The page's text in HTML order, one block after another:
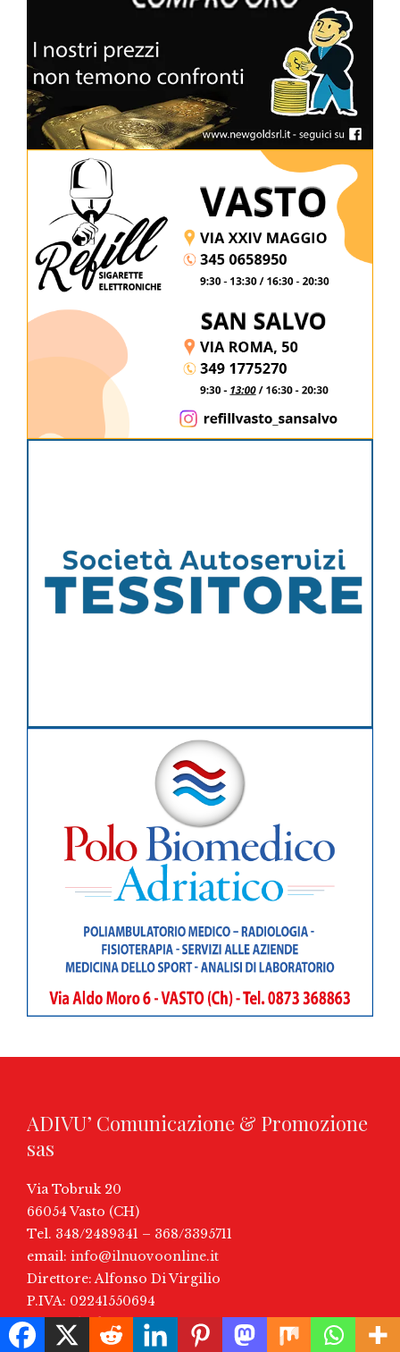
ADIVU’ Comunicazione & Promozione
sas
Via Tobruk 20
66054 Vasto (CH)
Tel. 348/2489341 – 368/3395711
email: info@ilnuovoonline.it
Direttore: Alfonso Di Virgilio
P.IVA: 02241550694
Aut. Trib. di Vasto n. 148/17
Iscrizione ROC (AGCOM) N° 36264